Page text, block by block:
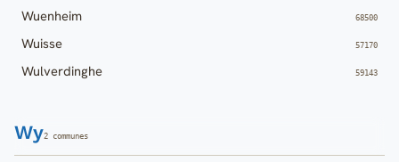
Wuenheim 68500
Wuisse 57170
Wulverdinghe 59143
Wy2 communes